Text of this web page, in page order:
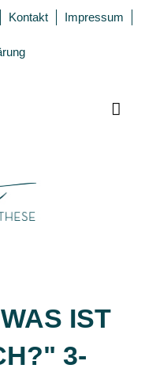
Kontakt Impressum
IST
3-